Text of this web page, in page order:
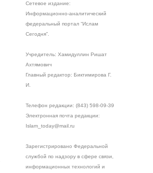
Сетевое издание:
Информационно-аналитический
федеральный портал “Ислам
Сегодня”.
Учредитель: Хамидуллин Ришат
Ахтямович
Главный редактор: Биктимирова Г.
И.
Телефон редакции: (843) 598-09-39
Электронная почта редакции:
Islam_today@mail.ru
Зарегистрировано Федеральной
службой по надзору в сфере связи,
информационных технологий и